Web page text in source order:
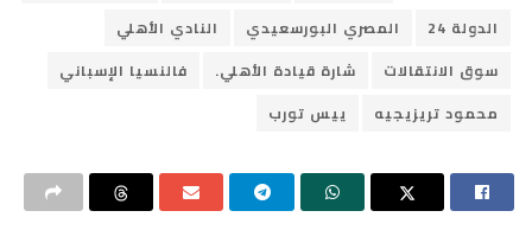
الدولة 24
المصري البورسعيدي
النادي الأهلي
سوق الانتقالات
شارة قيادة الأهلي.
فالنسيا الإسباني
محمود تريزيجيه
ييس تورب